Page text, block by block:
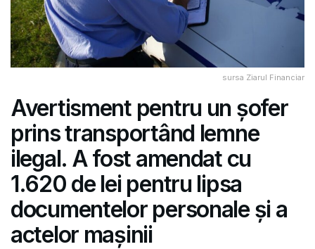
sursa Ziarul Financiar
Avertisment pentru un șofer
prins transportând lemne
ilegal. A fost amendat cu
1.620 de lei pentru lipsa
documentelor personale și a
actelor mașinii